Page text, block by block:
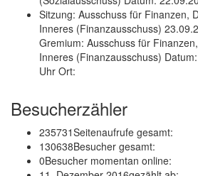
Sitzung: Ausschuss für Finanzen,
Inneres (Finanzausschuss)
Gremium: Ausschuss für
Inneres (Finanzausschuss)
Uhr Ort:
Besucherzähler
235731Seitenaufrufe gesamt:
130638Besucher gesamt:
0Besucher momentan online: